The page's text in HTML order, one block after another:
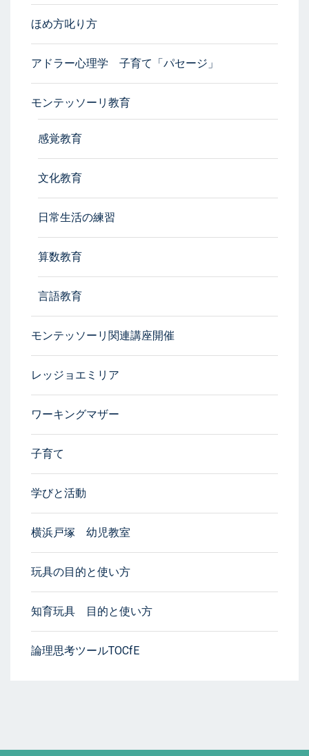
ほめ方叱り方
アドラー心理学 子育て「パセージ」
モンテッソーリ教育
感覚教育
文化教育
日常生活の練習
算数教育
言語教育
モンテッソーリ関連講座開催
レッジョエミリア
ワーキングマザー
子育て
学びと活動
横浜戸塚 幼児教室
玩具の目的と使い方
知育玩具 目的と使い方
論理思考ツールTOCfE